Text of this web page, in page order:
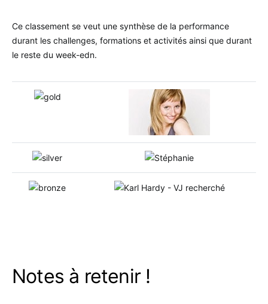
Ce classement se veut une synthèse de la performance
durant les challenges, formations et activités ainsi que durant
le reste du week-edn.
Notes à retenir !